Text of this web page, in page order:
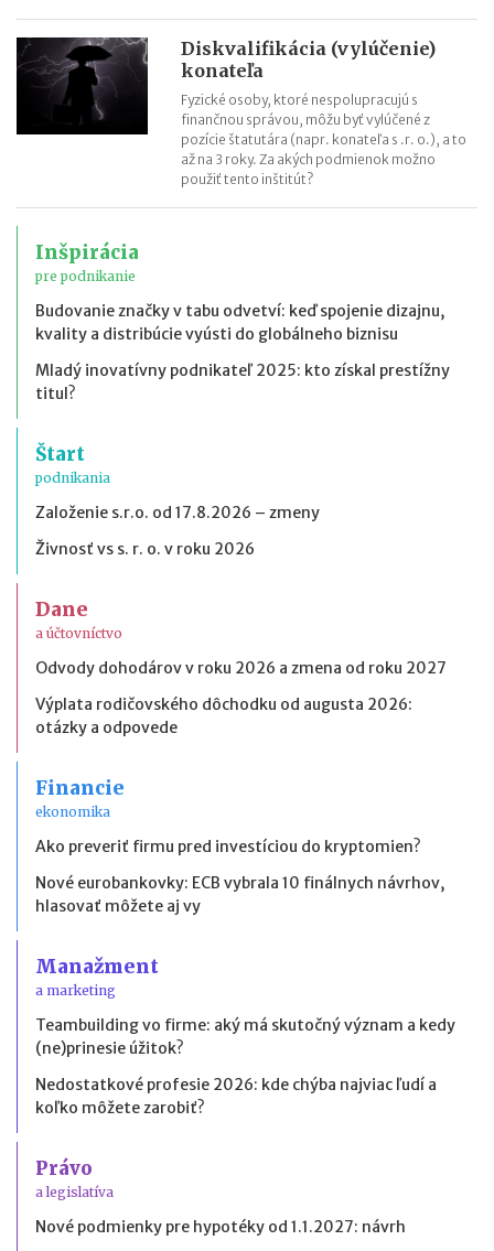
Diskvalifikácia (vylúčenie)
konateľa
Fyzické osoby, ktoré nespolupracujú s
finančnou správou, môžu byť vylúčené z
pozície štatutára (napr. konateľa s .r. o.), a to
až na 3 roky. Za akých podmienok možno
použiť tento inštitút?
Inšpirácia
pre podnikanie
Budovanie značky v tabu odvetví: keď spojenie dizajnu,
kvality a distribúcie vyústi do globálneho biznisu
Mladý inovatívny podnikateľ 2025: kto získal prestížny
titul?
Štart
podnikania
Založenie s.r.o. od 17.8.2026 – zmeny
Živnosť vs s. r. o. v roku 2026
Dane
a účtovníctvo
Odvody dohodárov v roku 2026 a zmena od roku 2027
Výplata rodičovského dôchodku od augusta 2026:
otázky a odpovede
Financie
ekonomika
Ako preveriť firmu pred investíciou do kryptomien?
Nové eurobankovky: ECB vybrala 10 finálnych návrhov,
hlasovať môžete aj vy
Manažment
a marketing
Teambuilding vo firme: aký má skutočný význam a kedy
(ne)prinesie úžitok?
Nedostatkové profesie 2026: kde chýba najviac ľudí a
koľko môžete zarobiť?
Právo
a legislatíva
Nové podmienky pre hypotéky od 1.1.2027: návrh